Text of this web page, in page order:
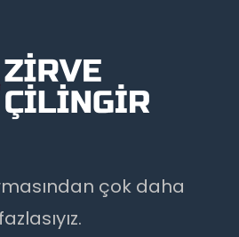
çok daha
fazlasıyız.